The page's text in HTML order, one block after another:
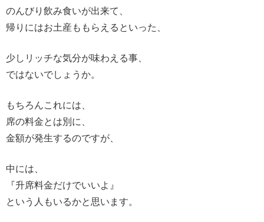
のんびり飲み食いが出来て、
帰りにはお土産ももらえるといった、
少しリッチな気分が味わえる事、
ではないでしょうか。
もちろんこれには、
席の料金とは別に、
金額が発生するのですが、
中には、
『升席料金だけでいいよ』
という人もいるかと思います。